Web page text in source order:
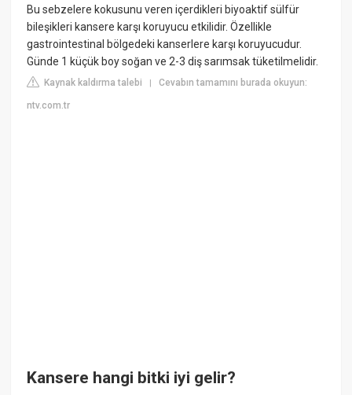
Bu sebzelere kokusunu veren içerdikleri biyoaktif sülfür
bileşikleri kansere karşı koruyucu etkilidir. Özellikle
gastrointestinal bölgedeki kanserlere karşı koruyucudur.
Günde 1 küçük boy soğan ve 2-3 diş sarımsak tüketilmelidir.
Kaynak kaldırma talebi |Cevabın tamamını burada okuyun:
ntv.com.tr
Kansere hangi bitki iyi gelir?